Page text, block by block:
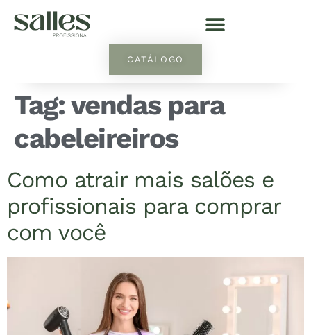
CATÁLOGO
Tag:vendas para
cabeleireiros
Como atrair mais salões e
profissionais para comprar
com você